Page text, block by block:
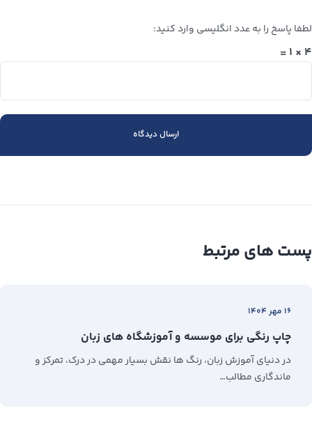
لطفا پاسخ را به عدد انگلیسی وارد کنید:
۴ × ۱ =
پست های مرتبط
۱۶ مهر ۱۴۰۴
چاپ رنگی برای موسسه و آموزشگاه های زبان
در دنیای آموزش زبان، رنگ‌ ها نقش بسیار مهمی در درک، تمرکز و
ماندگاری مطالب…